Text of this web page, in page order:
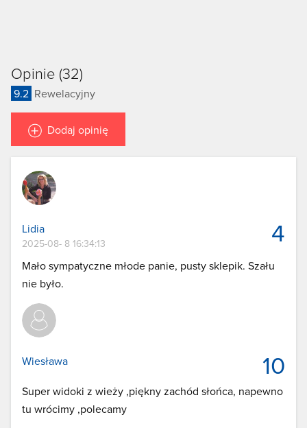
Opinie (32)
9.2 Rewelacyjny
Dodaj opinię
4
Lidia
2025-08- 8 16:34:13
Mało sympatyczne młode panie, pusty sklepik. Szału
nie było.
10
Wiesława
Super widoki z wieży ,piękny zachód słońca, napewno
tu wrócimy ,polecamy